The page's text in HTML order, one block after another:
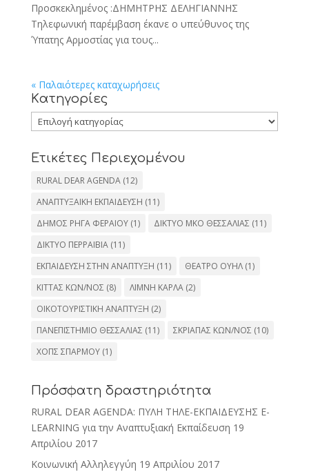
Προσκεκλημένος :ΔΗΜΗΤΡΗΣ ΔΕΛΗΓΙΑΝΝΗΣ
Τηλεφωνική παρέμβαση έκανε ο υπεύθυνος της
Ύπατης Αρμοστίας για τους...
« Παλαιότερες καταχωρήσεις
Kατηγορίες
Kατηγορίες
Ετικέτες Περιεχομένου
RURAL DEAR AGENDA(12)
ΑΝΑΠΤΥΞΑΙΚΗ ΕΚΠΑΙΔΕΥΣΗ (11)
ΔΗΜΟΣ ΡΗΓΑ ΦΕΡΑΙΟΥ(1) ΔΙΚΤΥΟ ΜΚΟ ΘΕΣΣΑΛΙΑΣ (11)
ΔΙΚΤΥΟ ΠΕΡΡΑΙΒΙΑ(11)
ΕΚΠΑΙΔΕΥΣΗ ΣΤΗΝ ΑΝΑΠΤΥΞΗ (11) ΘΕΑΤΡΟ ΟΥΗΛ(1)
ΚΙΤΤΑΣ ΚΩΝ/ΝΟΣ (8) ΛΙΜΝΗ ΚΑΡΛΑ(2)
ΟΙΚΟΤΟΥΡΙΣΤΙΚΗ ΑΝΑΠΤΥΞΗ (2)
ΠΑΝΕΠΙΣΤΗΜΙΟ ΘΕΣΣΑΛΙΑΣ (11) ΣΚΡΙΑΠΑΣ ΚΩΝ/ΝΟΣ (10)
ΧΟΠΣ ΣΠΑΡΜΟΥ(1)
Πρόσφατη δραστηριότητα
RURAL DEAR AGENDA: ΠΥΛΗ ΤΗΛΕ-ΕΚΠΑΙΔΕΥΣΗΣ E-
LEARNING για την Αναπτυξιακή Εκπαίδευση 19
Απριλίου 2017
Κοινωνική Αλληλεγγύη 19 Απριλίου 2017